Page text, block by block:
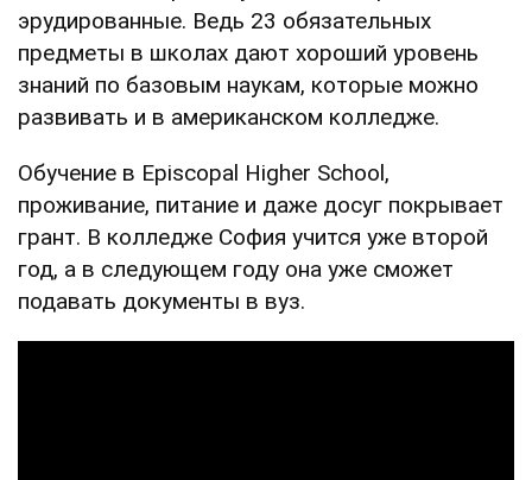
эрудированные. Ведь 23 обязательных
предметы в школах дают хороший уровень
знаний по базовым наукам, которые можно
развивать и в американском колледже.
Обучение в Episcopal Higher School,
проживание, питание и даже досуг покрывает
грант. В колледже София учится уже второй
год, а в следующем году она уже сможет
подавать документы в вуз.